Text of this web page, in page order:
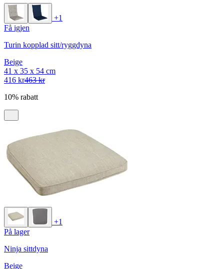
+1
Få igjen
Turin kopplad sitt/ryggdyna
Beige
41 x 35 x 54 cm
416 kr463 kr
10% rabatt
+1
På lager
Ninja sittdyna
Beige